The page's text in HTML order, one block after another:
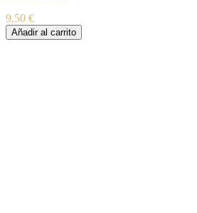
9,50 €
Añadir al carrito